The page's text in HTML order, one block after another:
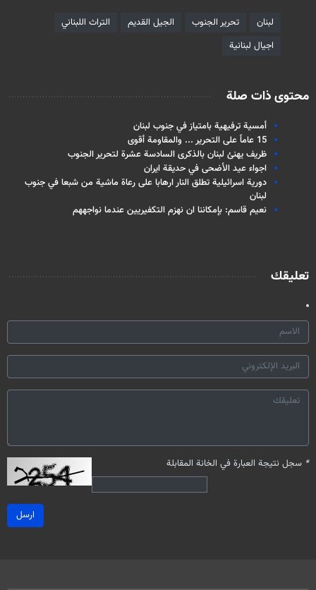
لبنان تحرير الجنوب الجيل القديم
التراث اللبناني
اجيال لبنانية
محتوى ذات صلة
أمسية ترفيهية بامتياز في جنوب لبنان
15 عاماً على التحرير ... والمقاومة أقوى
ظريف يهنئ لبنان بالذكرى السادسة عشرة لتحرير الجنوب
اجواء عيد الأضحى في حديقة ايران
دورية اسرائيلية تطلق النار ارهابا على رعاة ماشية من شبعا في جنوب
لبنان
نعيم قاسم: بإمكاننا ان نهزم التكفيريين عندما نواجههم
تعليقك
* سجل نتيجة العبارة في الخانة المقابلة
ارسل